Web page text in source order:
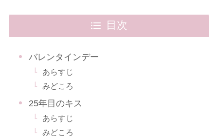
目次
バレンタインデー
あらすじ
みどころ
25年目のキス
あらすじ
みどころ